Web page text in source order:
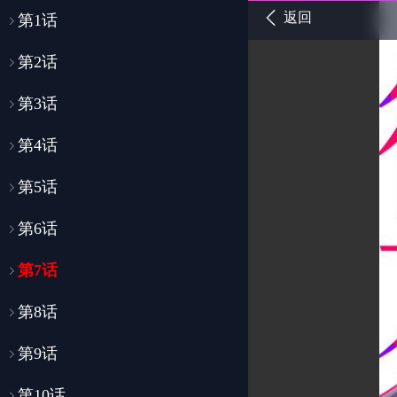
返回
第1话
第2话
第3话
第4话
第5话
第6话
第7话
第8话
第9话